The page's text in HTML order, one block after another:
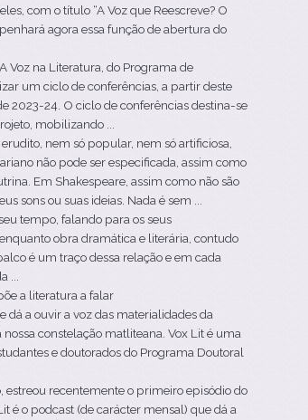
com o título “A Voz que Reescreve? O
agora essa função de abertura do
Voz na Literatura, do Programa de
um ciclo de conferências, a partir deste
2023-24. O ciclo de conferências destina-se
mobilizando ...
nem só popular, nem só artificiosa,
não pode ser especificada, assim como
Em Shakespeare, assim como não são
sons ou suas ideias. Nada é sem ...
tempo, falando para os seus
obra dramática e literária, contudo
é um traço dessa relação e em cada
...
a literatura a falar
a ouvir a voz das materialidades da
constelação matliteana. Vox Lit é uma
e doutorados do Programa Doutoral
estreou recentemente o primeiro episódio do
o podcast (de carácter mensal) que dá a